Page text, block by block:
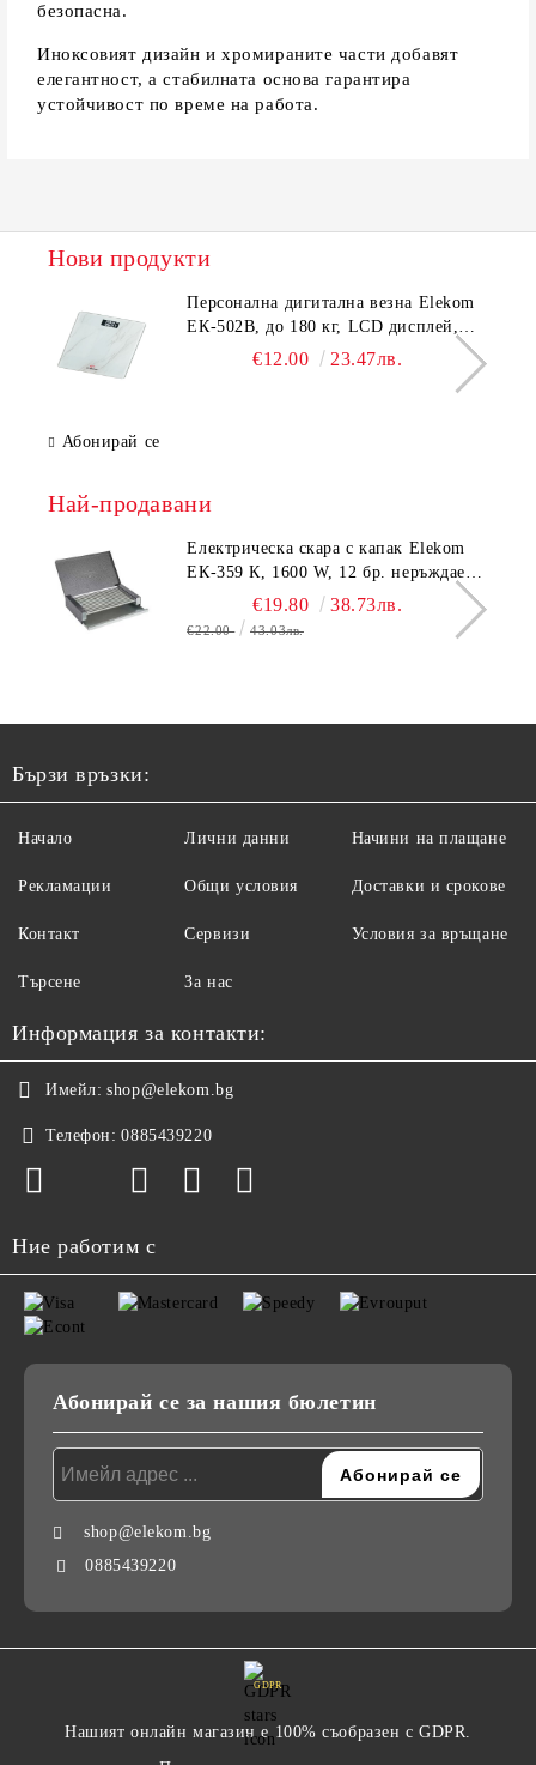
безопасна.
Иноксовият дизайн и хромираните части добавят
елегантност, а стабилната основа гарантира
устойчивост по време на работа.
Нови продукти
Персонална дигитална везна Elekom
ЕК-502B, до 180 кг, LCD дисплей,
Темперирано стъкло - 6.0 мм,
€12.00 23.47лв.
Абонирай се
Най-продавани
Електрическа скара с капак Elekom
ЕК-359 К, 1600 W, 12 бр. неръждаеми
тръбни нагревятеля
€19.80 38.73лв.
€22.00 43.03лв.
Бързи връзки:
Начало
Рекламации
Контакт
Търсене
Лични данни
Общи условия
Сервизи
За нас
Начини на плащане
Доставки и срокове
Условия за връщане
Информация за контакти:
Имейл: shop@elekom.bg
Телефон: 0885439220
Ние работим с
Абонирай се за нашия бюлетин
shop@elekom.bg
0885439220
GDPR
Нашият онлайн магазин е 100% съобразен с GDPR.